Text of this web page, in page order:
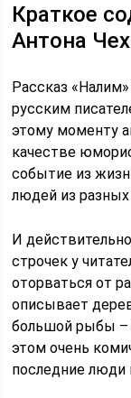
Краткое
Антона
Рассказ
русским
этому моменту
качестве
событие из
людей из
И
строчек у
оторваться от
описывает
большой рыбы –
этом очень
последние люди